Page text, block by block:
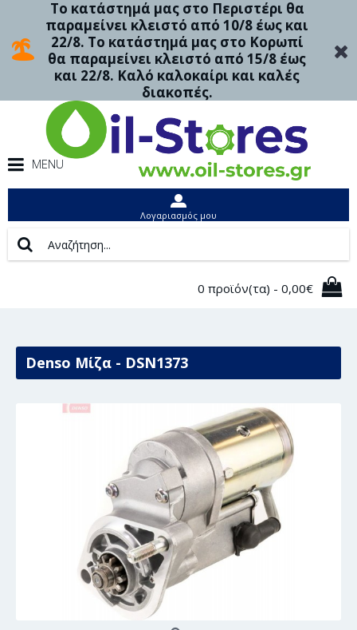
Το κατάστημά μας στο Περιστέρι θα
παραμείνει κλειστό από 10/8 έως και
22/8. Το κατάστημά μας στο Κορωπί
θα παραμείνει κλειστό από 15/8 έως
και 22/8. Καλό καλοκαίρι και καλές
διακοπές.
MENU
Λογαριασμός μου
0 προϊόν(τα) - 0,00€
Denso Μίζα - DSN1373